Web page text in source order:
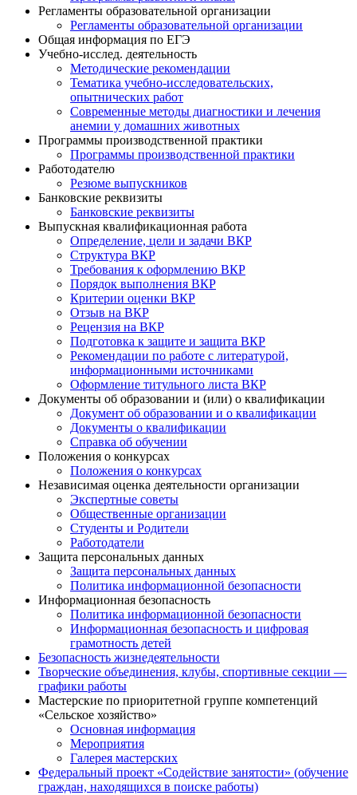
Регламенты образовательной организации
Регламенты образовательной организации
Общая информация по ЕГЭ
Учебно-исслед. деятельность
Методические рекомендации
Тематика учебно-исследовательских,
опытнических работ
Современные методы диагностики и лечения
анемии у домашних животных
Программы производственной практики
Программы производственной практики
Работодателю
Резюме выпускников
Банковские реквизиты
Банковские реквизиты
Выпускная квалификационная работа
Определение, цели и задачи ВКР
Структура ВКР
Требования к оформлению ВКР
Порядок выполнения ВКР
Критерии оценки ВКР
Отзыв на ВКР
Рецензия на ВКР
Подготовка к защите и защита ВКР
Рекомендации по работе с литературой,
информационными источниками
Оформление титульного листа ВКР
Документы об образовании и (или) о квалификации
Документ об образовании и о квалификации
Документы о квалификации
Справка об обучении
Положения о конкурсах
Положения о конкурсах
Независимая оценка деятельности организации
Экспертные советы
Общественные организации
Студенты и Родители
Работодатели
Защита персональных данных
Защита персональных данных
Политика информационной безопасности
Информационная безопасность
Политика информационной безопасности
Информационная безопасность и цифровая
грамотность детей
Безопасность жизнедеятельности
Творческие объединения, клубы, спортивные секции —
графики работы
Мастерские по приоритетной группе компетенций
«Сельское хозяйство»
Основная информация
Мероприятия
Галерея мастерских
Федеральный проект «Содействие занятости» (обучение
граждан, находящихся в поиске работы)